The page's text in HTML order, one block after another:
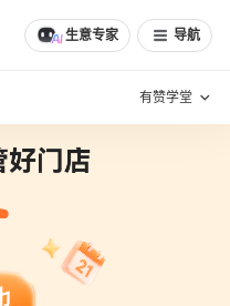
生意专家 导航
有赞学堂
法
家说